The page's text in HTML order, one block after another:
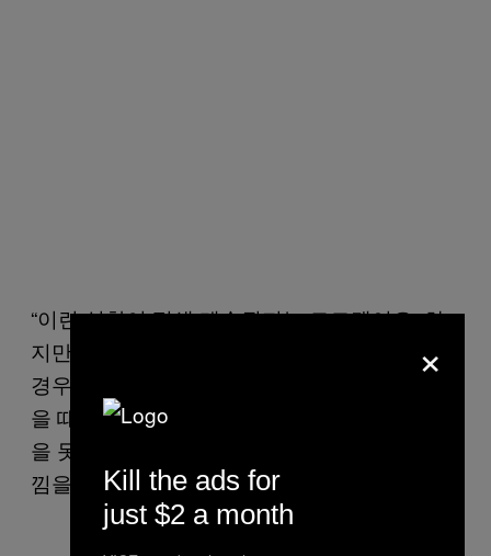
“이런 성향이 평생 계속될지는 모르겠어요. 하
지만 지금으로서는 그런 게 확실해요. 특별한
경우를 제외하고 남성을 만날 때는 여성을 만났
을 때 같은 느낌을 못 얻어요. 정서적인 유대감
을 못 느껴서인 듯해요. 그래서 사랑한다는 느
낌을 주지 못해요.”
https://t.tiktok.com/i18n/share/video/
×
Kill the ads for
just $2 a month